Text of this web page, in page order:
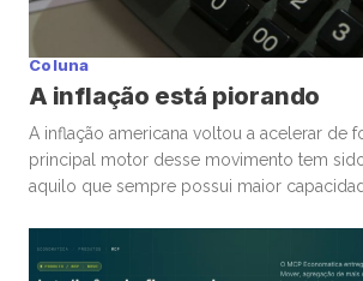
Coluna
A inflação está piorando
A inflação americana voltou a acelerar de
principal motor desse movimento tem
aquilo que sempre possui maior
de Ormuz trouxe novamente para o centro